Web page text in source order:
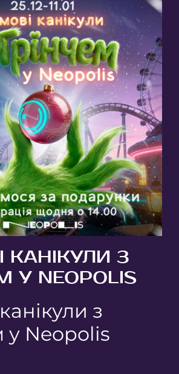
КАНІКУЛИ З
У NEOPOLIS
з
у Neopolis